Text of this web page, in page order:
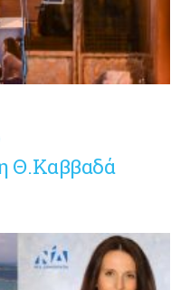
Θ.Καββαδά